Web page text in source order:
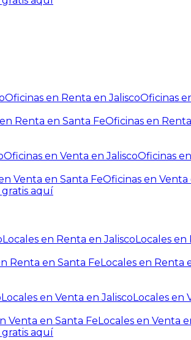
Oficinas en Renta en JaliscoOficinas
Renta en Santa FeOficinas en
Oficinas en Venta en JaliscoOficinas
Venta en Santa FeOficinas en
aquí
Locales en Renta en JaliscoLocales
Renta en Santa FeLocales en Renta
Locales en Venta en JaliscoLocales en
Venta en Santa FeLocales en Venta
aquí